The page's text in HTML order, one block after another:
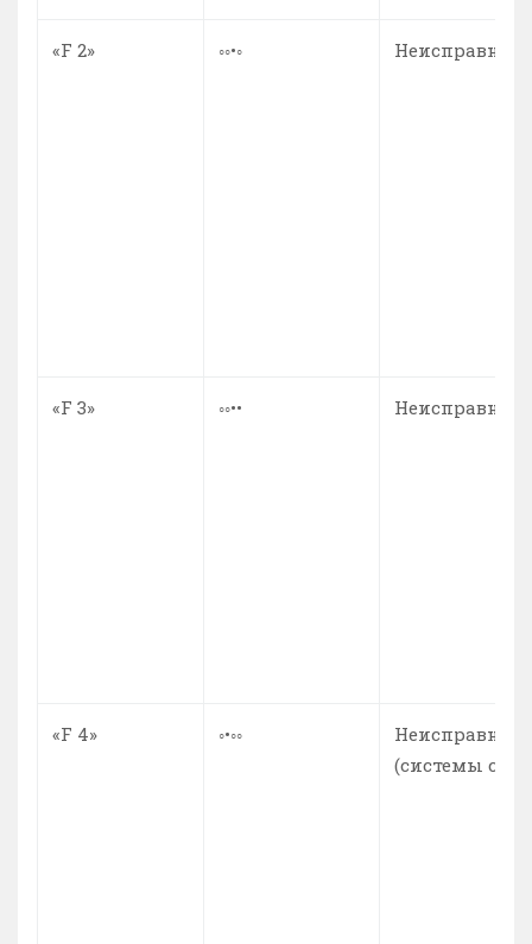
«F 2» ◦◦•◦
«F 3» ◦◦••
«F 4» ◦•◦◦
(системы